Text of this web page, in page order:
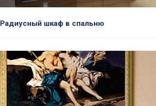
Радиусный шкаф в спальню